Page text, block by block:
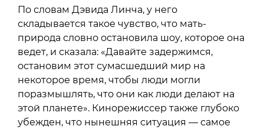
По словам Дэвида Линча, у него
складывается такое чувство, что мать-
природа словно остановила шоу, которое она
ведет, и сказала: «Давайте задержимся,
остановим этот сумасшедший мир на
некоторое время, чтобы люди могли
поразмышлять, что они как люди делают на
этой планете». Кинорежиссер также глубоко
убежден, что нынешняя ситуация — самое